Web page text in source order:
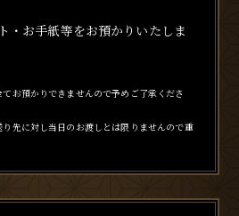
・お手紙等をお預かりいたしま
お預かりできませんので予めご了承くださ
先に対し当日のお渡しとは限りませんので重